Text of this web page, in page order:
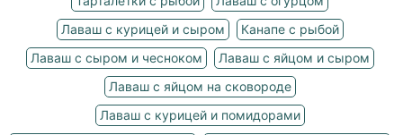
Лаваш с курицей и сыром
Канапе с рыбой
Лаваш с сыром и чесноком
Лаваш с яйцом и сыром
Лаваш с яйцом на сковороде
Лаваш с курицей и помидорами